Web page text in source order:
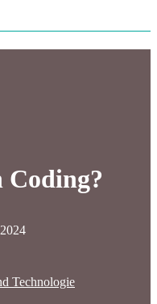
Coding?
Technologie